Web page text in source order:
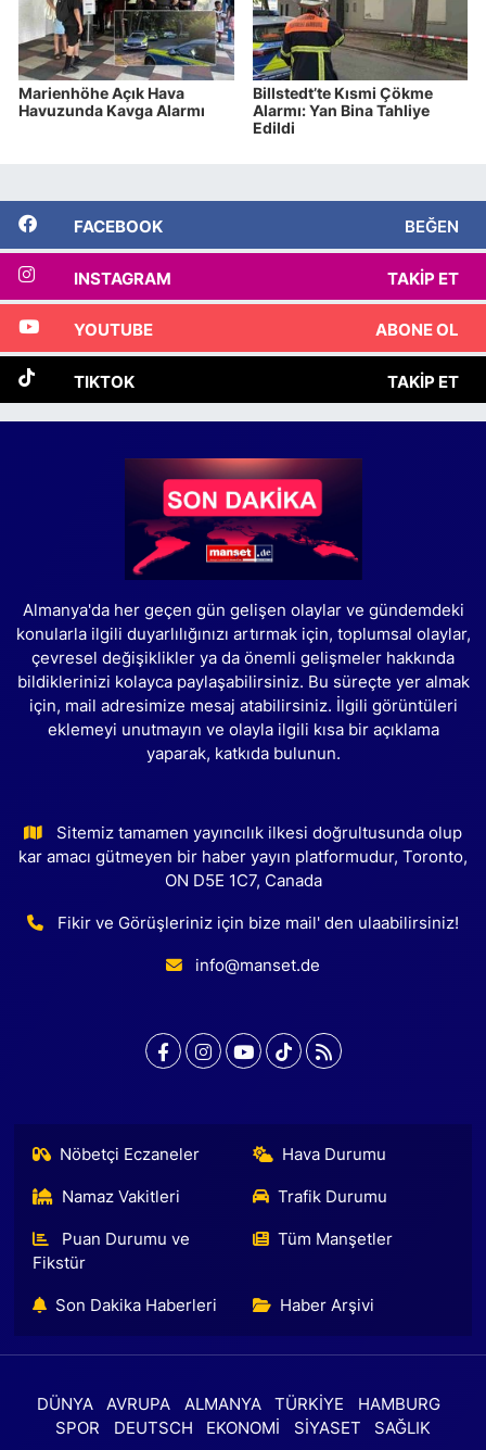
Marienhöhe Açık Hava
Havuzunda Kavga Alarmı
Billstedt’te Kısmi Çökme
Alarmı: Yan Bina Tahliye
Edildi
FACEBOOK BEĞEN
INSTAGRAM TAKIP ET
YOUTUBE ABONE OL
TIKTOK TAKIP ET
Almanya'da her geçen gün gelişen olaylar ve gündemdeki
konularla ilgili duyarlılığınızı artırmak için, toplumsal olaylar,
çevresel değişiklikler ya da önemli gelişmeler hakkında
bildiklerinizi kolayca paylaşabilirsiniz. Bu süreçte yer almak
için, mail adresimize mesaj atabilirsiniz. İlgili görüntüleri
eklemeyi unutmayın ve olayla ilgili kısa bir açıklama
yaparak, katkıda bulunun.
Sitemiz tamamen yayıncılık ilkesi doğrultusunda olup
kar amacı gütmeyen bir haber yayın platformudur, Toronto,
ON D5E 1C7, Canada
Fikir ve Görüşleriniz için bize mail' den ulaabilirsiniz!
info@manset.de
Nöbetçi Eczaneler Hava Durumu
Namaz Vakitleri Trafik Durumu
Puan Durumu ve
Fikstür
Tüm Manşetler
Son Dakika Haberleri Haber Arşivi
DÜNYA AVRUPA ALMANYA TÜRKİYE
HAMBURG
SPOR
DEUTSCH EKONOMİ SİYASET SAĞLIK